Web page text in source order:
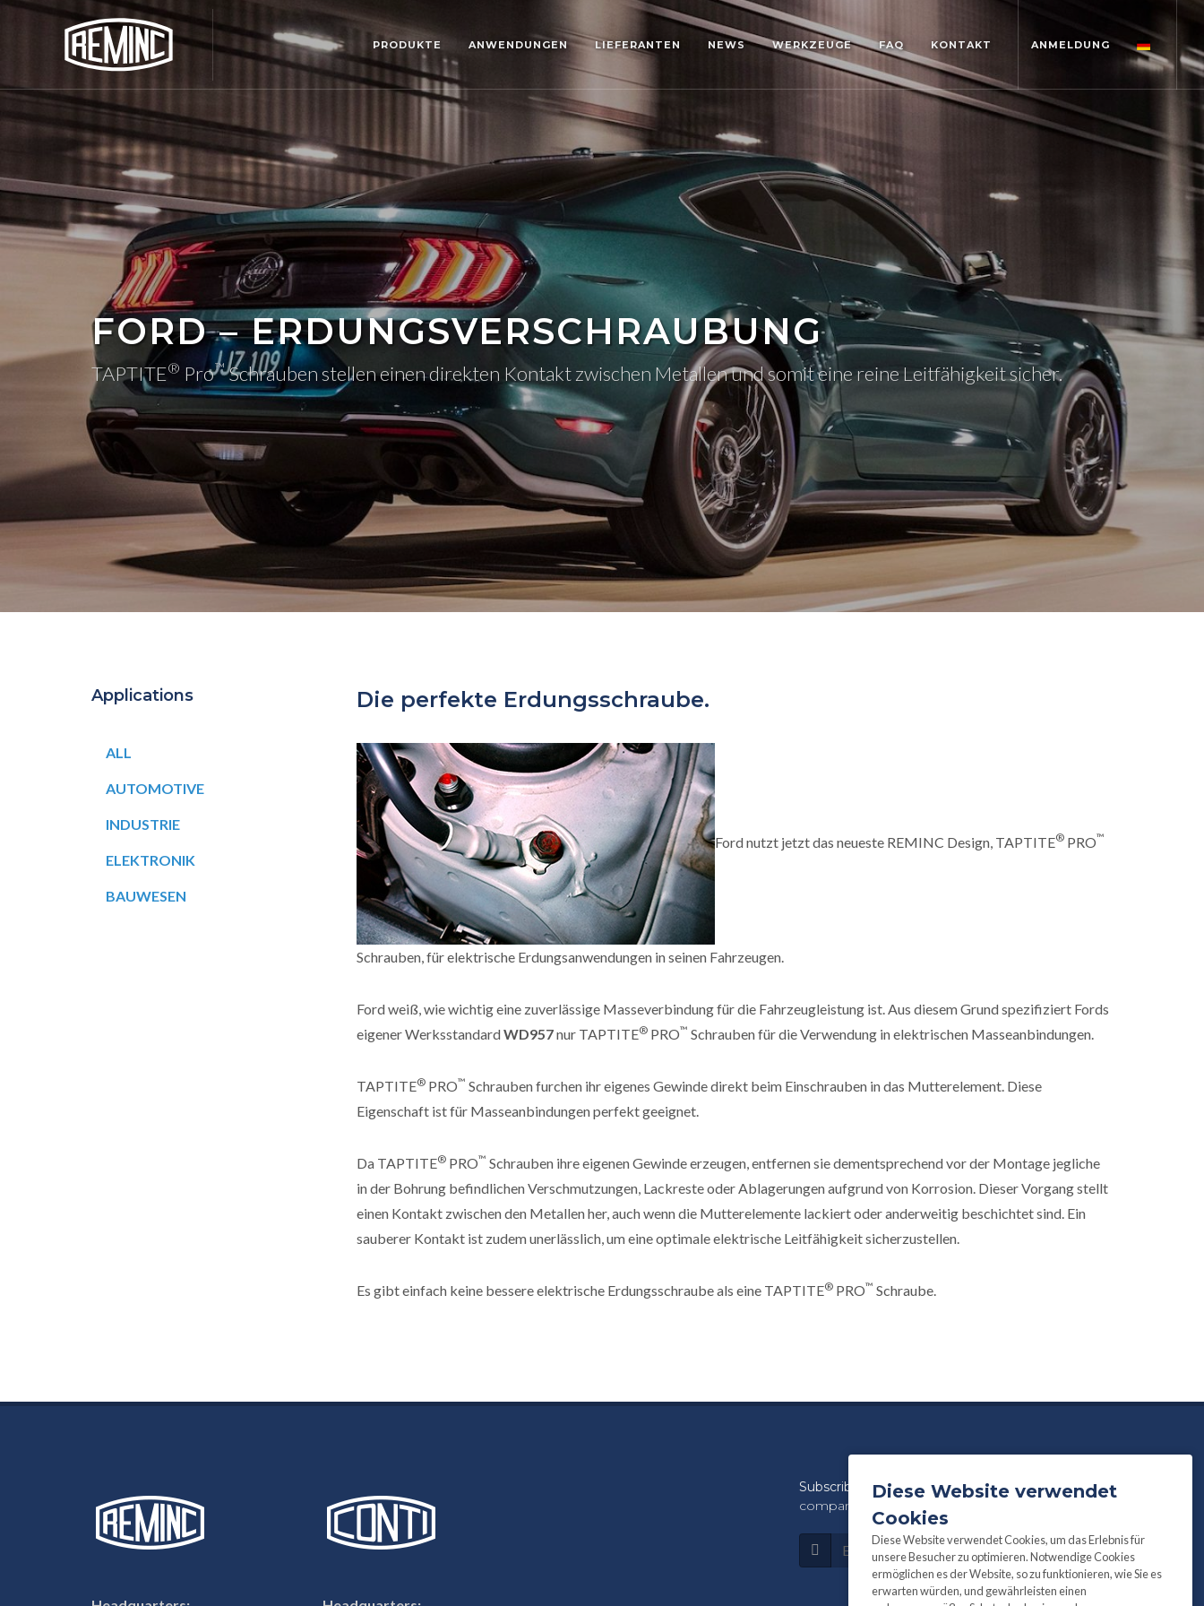
PRODUKTE ANWENDUNGEN LIEFERANTEN NEWS WERKZEUGE FAQ KONTAKT ANMELDUNG
FORD – ERDUNGSVERSCHRAUBUNG
TAPTITE® Pro™Schrauben stellen einen direkten Kontakt zwischen Metallen und somit eine reine Leitfähigkeit sicher.
Die perfekte Erdungsschraube.
Ford nutzt jetzt das neueste REMINC Design, TAPTITE® PRO™
Schrauben, für elektrische Erdungsanwendungen in seinen Fahrzeugen.
Ford weiß, wie wichtig eine zuverlässige Masseverbindung für die Fahrzeugleistung ist. Aus diesem Grund spezifiziert Fords
eigener WerksstandardWD957nur TAPTITE® PRO™ Schrauben für die Verwendung in elektrischen Masseanbindungen.
TAPTITE® PRO™ Schrauben furchen ihr eigenes Gewinde direkt beim Einschrauben in das Mutterelement. Diese
Eigenschaft ist für Masseanbindungen perfekt geeignet.
Da TAPTITE® PRO™ Schrauben ihre eigenen Gewinde erzeugen, entfernen sie dementsprechend vor der Montage jegliche
in der Bohrung befindlichen Verschmutzungen, Lackreste oder Ablagerungen aufgrund von Korrosion. Dieser Vorgang stellt
einen Kontakt zwischen den Metallen her, auch wenn die Mutterelemente lackiert oder anderweitig beschichtet sind. Ein
sauberer Kontakt ist zudem unerlässlich, um eine optimale elektrische Leitfähigkeit sicherzustellen.
Es gibt einfach keine bessere elektrische Erdungsschraube als eine TAPTITE® PRO™ Schraube.
Applications
ALL
AUTOMOTIVE
INDUSTRIE
ELEKTRONIK
BAUWESEN
Subscribe
to our newsletter for product and
company information:
Subscribe
Diese Website verwendet
Cookies
Diese Website verwendet Cookies, um das Erlebnis für
unsere Besucher zu optimieren. Notwendige Cookies
ermöglichen es der Website, so zu funktionieren, wie Sie es
erwarten würden, und gewährleisten einen